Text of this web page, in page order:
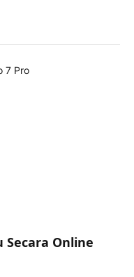
Secara Online